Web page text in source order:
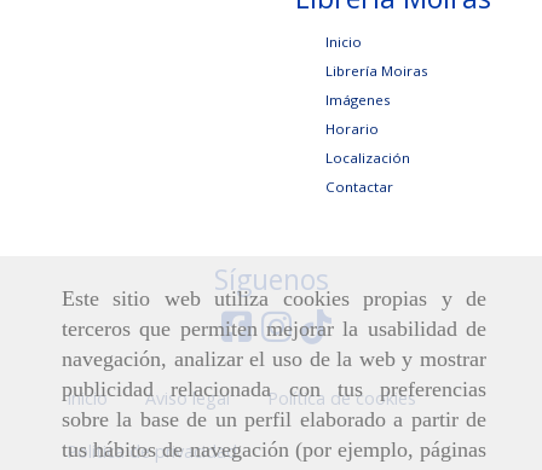
Este sitio web utiliza cookies propias y de
terceros que permiten mejorar la usabilidad de
navegación, analizar el uso de la web y mostrar
publicidad relacionada con tus preferencias
sobre la base de un perfil elaborado a partir de
tus hábitos de navegación (por ejemplo, páginas
Inicio
Librería Moiras
Imágenes
Horario
Localización
Contactar
Síguenos
Inicio Aviso legal Política de cookies
Política de privacidad